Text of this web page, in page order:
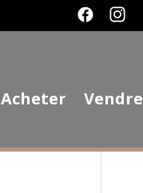
Acheter Vendre